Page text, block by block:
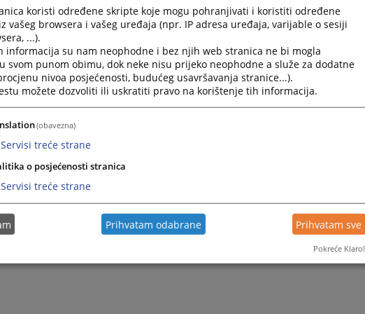
– istražitelj
210 573
Ahmethodžić – Viši inspektor
256 269
koristi određene skripte koje mogu pohranjivati i koristiti određene
vašeg browsera i vašeg uređaja (npr. IP adresa uređaja, varijable o sesiji
...).
informacija su nam neophodne i bez njih web stranica ne bi mogla
svom punom obimu, dok neke nisu prijeko neophodne a služe za dodatne
nivoa posjećenosti, budućeg usavršavanja stranice...).
možete dozvoliti ili uskratiti pravo na korištenje tih informacija.
(obavezna)
Servisi treće strane
o posjećenosti stranica
Servisi treće strane
Prihvatam odabrane Prihvatam sve
Pokreće Klaro!